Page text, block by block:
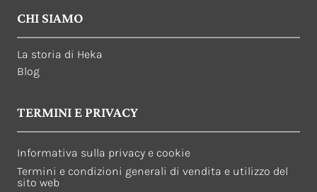
CHI SIAMO
La storia di Heka
Blog
TERMINI E PRIVACY
Informativa sulla privacy e cookie
Termini e condizioni generali di vendita e utilizzo del
sito web